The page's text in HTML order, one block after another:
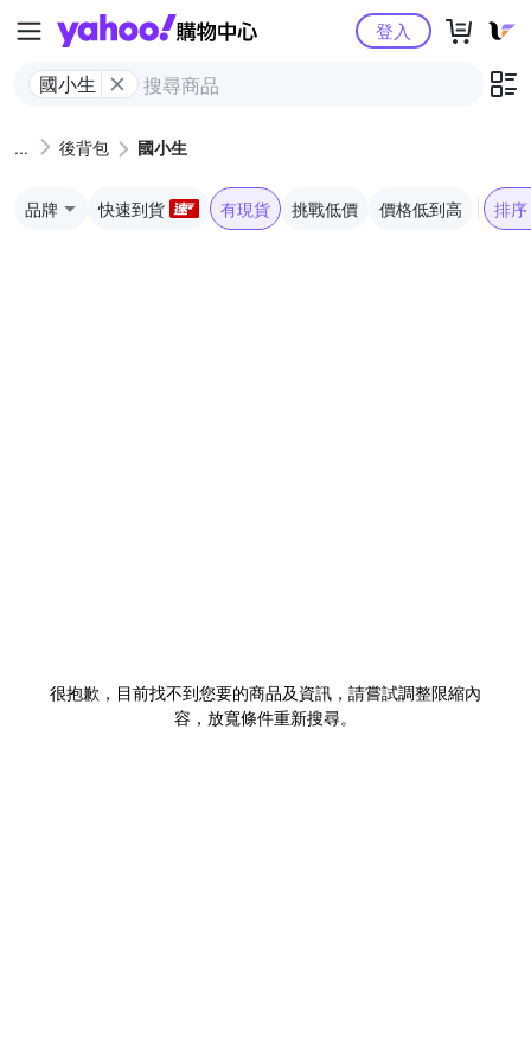
Yahoo購物中心
國小生
登入
後背包 國小生
品牌 快速到貨 有現貨 挑戰低價 價格低到高 排序
很抱歉，目前找不到您要的商品及資訊，請嘗試調整限縮內
容，放寬條件重新搜尋。